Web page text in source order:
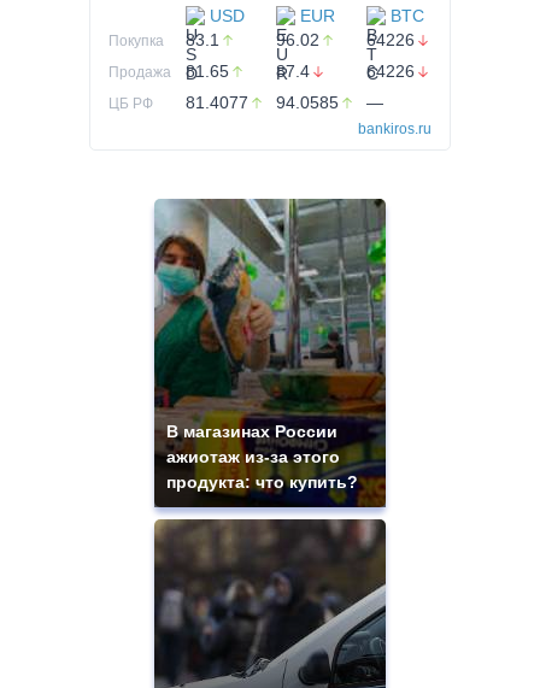
USD EUR BTC
Покупка 83.1 96.02 64226
Продажа 81.65 87.4 64226
ЦБ РФ 81.4077 94.0585 —
bankiros.ru
В магазинах России
ажиотаж из-за этого
продукта: что купить?